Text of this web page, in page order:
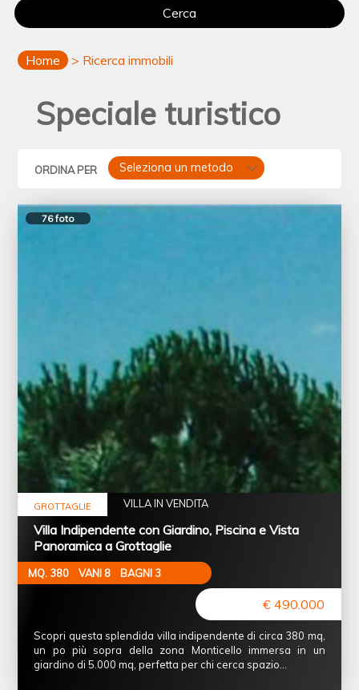
Cerca
Home > Ricerca immobili
Speciale turistico
ORDINA PER Seleziona un metodo
76 foto
GROTTAGLIE VILLA IN VENDITA
Villa Indipendente con Giardino, Piscina e Vista
Panoramica a Grottaglie
MQ. 380 VANI 8 BAGNI 3
€ 490.000
Scopri questa splendida villa indipendente di circa 380 mq,
un po più sopra della zona Monticello immersa in un
giardino di 5.000 mq, perfetta per chi cerca spazio…